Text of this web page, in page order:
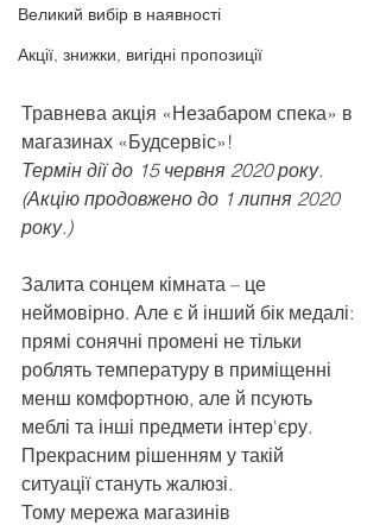
Великий вибір в наявності
Акції, знижки, вигідні пропозиції
Травнева акція «Незабаром спека» в
магазинах «Будсервіс»!
Термін дії до 15 червня 2020 року.
(Акцію продовжено до 1 липня 2020
року.)
Залита сонцем кімната – це
неймовірно. Але є й інший бік медалі:
прямі сонячні промені не тільки
роблять температуру в приміщенні
менш комфортною, але й псують
меблі та інші предмети інтер'єру.
Прекрасним рішенням у такій
ситуації стануть жалюзі.
Тому мережа магазинів